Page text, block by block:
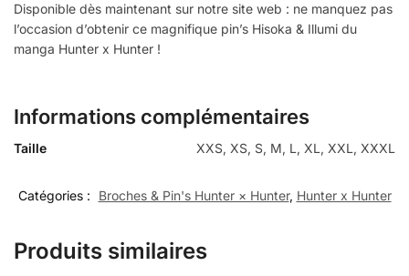
Disponible dès maintenant sur notre site web : ne manquez pas
l’occasion d’obtenir ce magnifique pin’s Hisoka & Illumi du
manga Hunter x Hunter !
Informations complémentaires
Taille XXS, XS, S, M, L, XL, XXL, XXXL
Catégories : Broches & Pin's Hunter × Hunter, Hunter x Hunter
Produits similaires